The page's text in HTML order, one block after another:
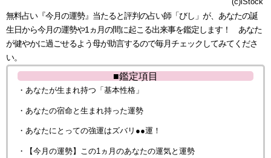
無料占い『今月の運勢』当たると評判の占い師「びし」が、あなたの誕
生日から今月の運勢や1ヵ月の間に起こる出来事を鑑定します！ あなた
が健やかに過ごせるよう母が助言するので毎月チェックしてみてくださ
い。
■鑑定項目
・あなたが生まれ持つ「基本性格」
・あなたの宿命と生まれ持った運勢
・あなたにとっての強運はズバリ●●運！
・【今月の運勢】この1ヵ月のあなたの運気と運勢